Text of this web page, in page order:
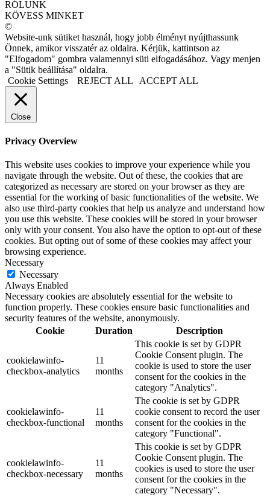
RÓLUNK
KÖVESS MINKET
©
Website-unk sütiket használ, hogy jobb élményt nyújthassunk
Önnek, amikor visszatér az oldalra. Kérjük, kattintson az
"Elfogadom" gombra valamennyi süti elfogadásához. Vagy menjen
a "Sütik beállítása" oldalra.
Cookie Settings
REJECT ALL ACCEPT ALL
Close
Privacy Overview
This website uses cookies to improve your experience while you
navigate through the website. Out of these, the cookies that are
categorized as necessary are stored on your browser as they are
essential for the working of basic functionalities of the website. We
also use third-party cookies that help us analyze and understand how
you use this website. These cookies will be stored in your browser
only with your consent. You also have the option to opt-out of these
cookies. But opting out of some of these cookies may affect your
browsing experience.
Necessary
Necessary
Always Enabled
Necessary cookies are absolutely essential for the website to
function properly. These cookies ensure basic functionalities and
security features of the website, anonymously.
Cookie
Duration Description
cookielawinfo-
checkbox-analytics
11
months
This cookie is set by GDPR
Cookie Consent plugin. The
cookie is used to store the user
consent for the cookies in the
category "Analytics".
cookielawinfo-
checkbox-functional
11
months
The cookie is set by GDPR
cookie consent to record the user
consent for the cookies in the
category "Functional".
cookielawinfo-
checkbox-necessary
11
months
This cookie is set by GDPR
Cookie Consent plugin. The
cookies is used to store the user
consent for the cookies in the
category "Necessary".